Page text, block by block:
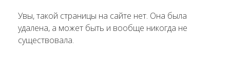
Увы, такой страницы на сайте нет. Она была
удалена, а может быть и вообще никогда не
существовала.